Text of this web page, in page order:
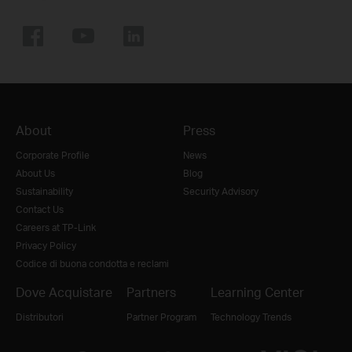
About
Corporate Profile
About Us
Sustainability
Contact Us
Careers at TP-Link
Privacy Policy
Codice di buona condotta e reclami
Press
News
Blog
Security Advisory
Dove Acquistare
Distributori
Partners
Partner Program
Learning Center
Technology Trends